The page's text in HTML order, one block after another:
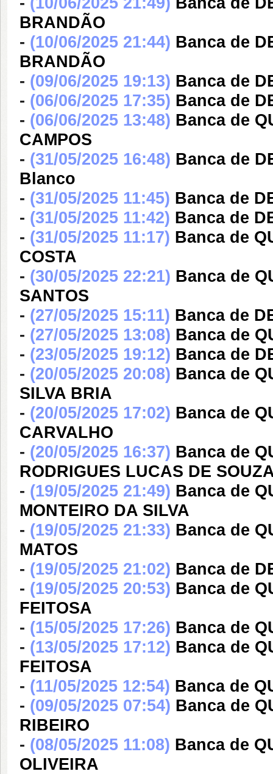
BRANDÃO
- (10/06/2025 21:44) Banca de
BRANDÃO
- (09/06/2025 19:13) Banca de
- (06/06/2025 17:35) Banca de
- (06/06/2025 13:48) Banca de
CAMPOS
- (31/05/2025 16:48) Banca de
Blanco
- (31/05/2025 11:45) Banca de
- (31/05/2025 11:42) Banca de
- (31/05/2025 11:17) Banca de
COSTA
- (30/05/2025 22:21) Banca de
SANTOS
- (27/05/2025 15:11) Banca de
- (27/05/2025 13:08) Banca de
- (23/05/2025 19:12) Banca de
- (20/05/2025 20:08) Banca de
SILVA BRIA
- (20/05/2025 17:02) Banca de
CARVALHO
- (20/05/2025 16:37) Banca de
RODRIGUES LUCAS DE
- (19/05/2025 21:49) Banca de
MONTEIRO DA SILVA
- (19/05/2025 21:33) Banca de
MATOS
- (19/05/2025 21:02) Banca de
- (19/05/2025 20:53) Banca de
FEITOSA
- (15/05/2025 17:26) Banca de
- (13/05/2025 17:12) Banca de
FEITOSA
- (11/05/2025 12:54) Banca de
- (09/05/2025 07:54) Banca de
RIBEIRO
- (08/05/2025 11:08) Banca de
OLIVEIRA